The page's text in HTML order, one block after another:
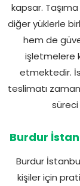
kapsar. Taşıma
diğer yüklerle
hem de
işletmelere
etmektedir.
teslimatı
süreci
Burdur
Burdur
kişiler için